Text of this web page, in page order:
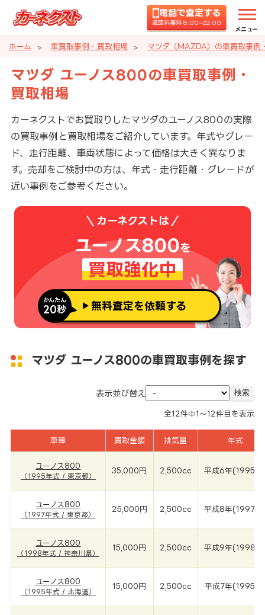
電話で査定する
通話料無料 8:00~22:00
メニュー
ホーム 車買取事例・買取相場 マツダ（MAZDA）の車買取事例
マツダ ユーノス800の車買取事例・
買取相場
カーネクストでお買取りしたマツダのユーノス800の実際
の買取事例と買取相場をご紹介しています。年式やグレー
ド、走行距離、車両状態によって価格は大きく異なりま
す。売却をご検討中の方は、年式・走行距離・グレードが
近い事例をご参考ください。
カーネクストは
ユーノス800を
買取強化中
かんたん
20秒 無料査定を依頼する
マツダ ユーノス800の車買取事例を探す
表示並び替え
全12件中1～12件目を表示
車種 買取金額 排気量 年式
ユーノス800
（1995年式 / 東京都）
35,000円 2,500cc 平成6年(1995年
ユーノス800
（1997年式 / 東京都）
25,000円 2,500cc 平成8年(1997年
ユーノス800
（1998年式 / 神奈川県）
15,000円 2,500cc 平成9年(1998
ユーノス800
（1995年式 / 北海道）
15,000円 2,500cc 平成7年(1995年